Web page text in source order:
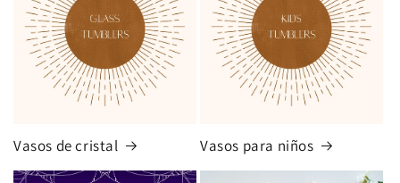
Vasos de cristal Vasos para niños